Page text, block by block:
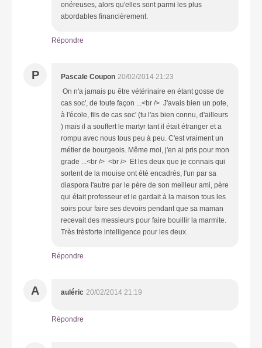
onéreuses, alors qu'elles sont parmi les plus
abordables financièrement.
Répondre
P Pascale Coupon 20/02/2014 21:23
On n'a jamais pu être vétérinaire en étant gosse de
cas soc', de toute façon ...<br /> J'avais bien un pote,
à l'école, fils de cas soc' (tu l'as bien connu, d'ailleurs
) mais il a souffert le martyr tant il était étranger et a
rompu avec nous tous peu à peu. C'est vraiment un
métier de bourgeois. Même moi, j'en ai pris pour mon
grade ...<br /> <br /> Et les deux que je connais qui
sortent de la mouise ont été encadrés, l'un par sa
diaspora l'autre par le père de son meilleur ami, père
qui était professeur et le gardait à la maison tous les
soirs pour faire ses devoirs pendant que sa maman
recevait des messieurs pour faire bouillir la marmite.
Très trèsforte intelligence pour les deux.
Répondre
A auléric 20/02/2014 21:19
Répondre